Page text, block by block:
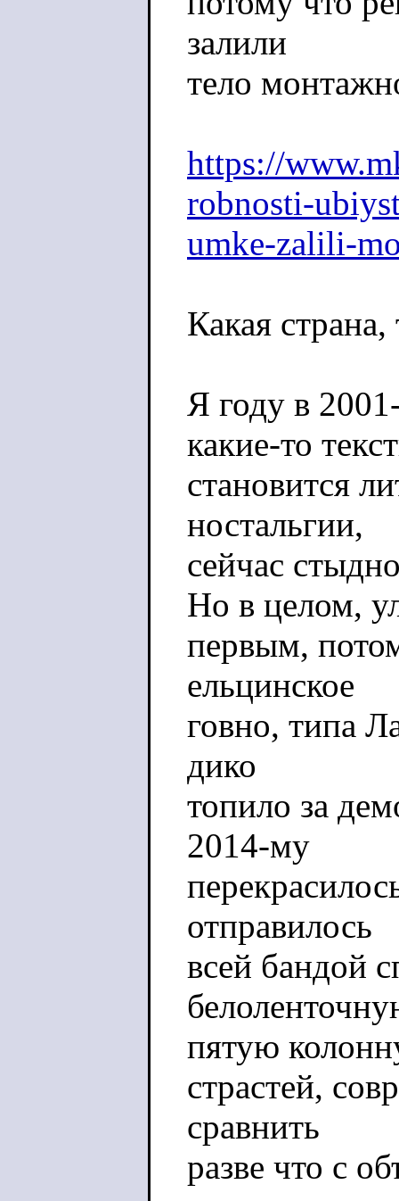
залили
тело
https://
robnosti-
umke-zalili-
Какая
Я году в
какие-то
становится
ностальгии,
сейчас
Но в целом,
первым,
ельцинское
говно, типа
дико
топило за
2014-му
отправилось
всей бандой
пятую
страстей,
сравнить
разве что с